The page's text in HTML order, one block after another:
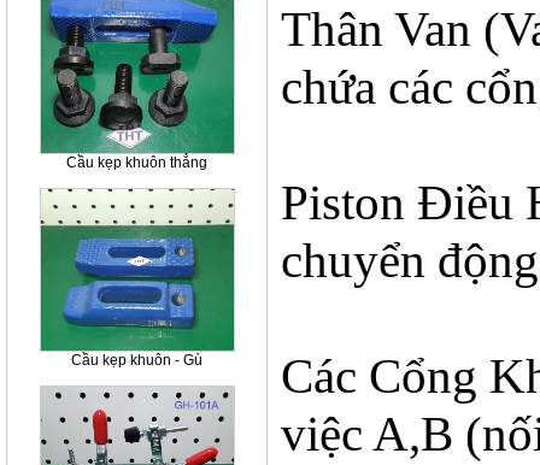
Cầu kẹp khuôn thẳng
Cầu kẹp khuôn - Gù
Thân Van
chứa các
Piston Điều
chuyển
Các Cổng
việc A,B